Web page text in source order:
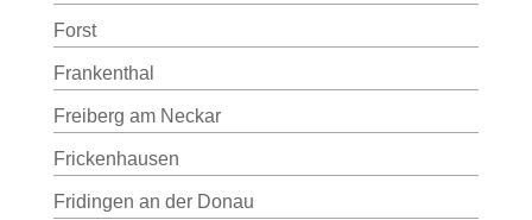
Forst
Frankenthal
Freiberg am Neckar
Frickenhausen
Fridingen an der Donau